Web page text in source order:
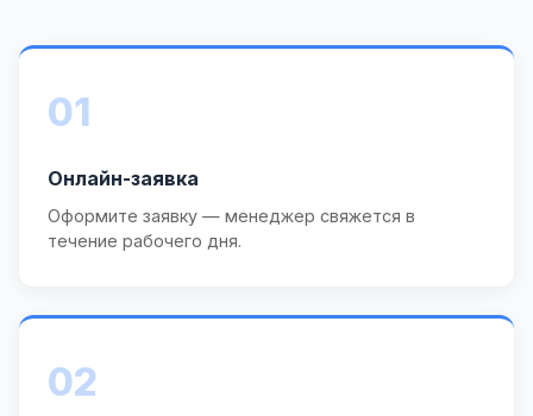
01
Онлайн-заявка
Оформите заявку — менеджер свяжется в
течение рабочего дня.
02